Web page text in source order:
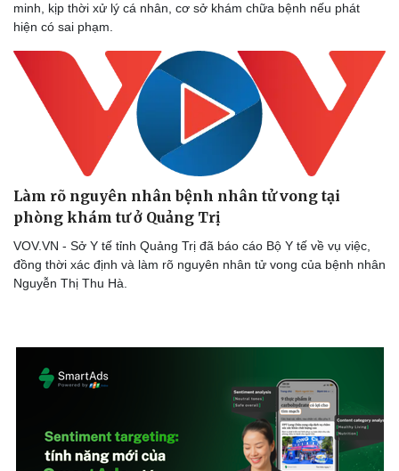
Sức khỏe
Dinh dưỡng - món ngon
Cây thuốc
Nam khoa
Làm đẹp - giảm cân
Phòng mạch online
Đời sống
minh, kịp thời xử lý cá nhân, cơ sở khám chữa bệnh nếu phát
hiện có sai phạm.
Làm rõ nguyên nhân bệnh nhân tử vong tại
phòng khám tư ở Quảng Trị
VOV.VN - Sở Y tế tỉnh Quảng Trị đã báo cáo Bộ Y tế về vụ việc,
đồng thời xác định và làm rõ nguyên nhân tử vong của bệnh nhân
Nguyễn Thị Thu Hà.